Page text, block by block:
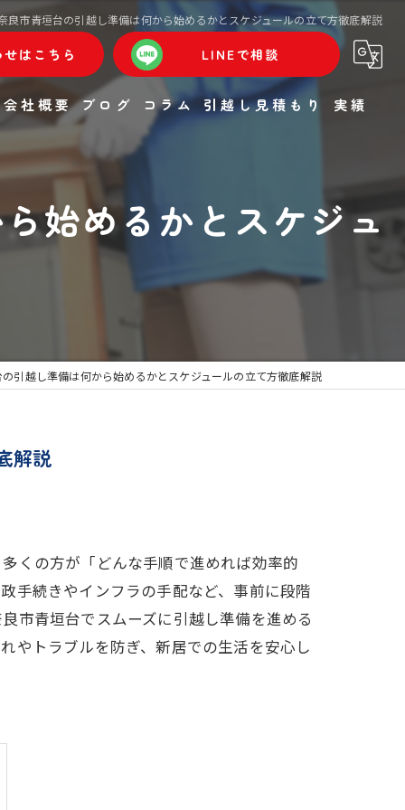
良市青垣台の引越し準備は何から始めるかとスケジュールの立て方徹底解説
はこちら LINEで相談
会社概要 ブログ コラム 引越し見積もり 実績
始めるかとスケジュ
引越し準備は何から始めるかとスケジュールの立て方徹底解説
解説
くの方が「どんな手順で進めれば効率的
手続きやインフラの手配など、事前に段階
市青垣台でスムーズに引越し準備を進める
やトラブルを防ぎ、新居での生活を安心し